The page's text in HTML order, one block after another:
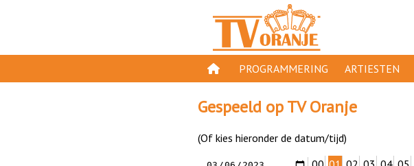
PROGRAMMERING ARTIESTEN
Gespeeld op TV Oranje
(Of kies hieronder de datum/tijd)